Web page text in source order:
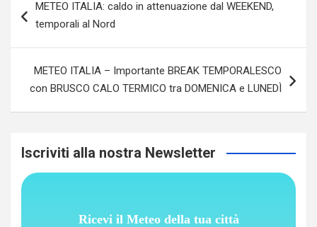
articoli
METEO ITALIA: caldo in attenuazione dal WEEKEND,
temporali al Nord
METEO ITALIA – Importante BREAK TEMPORALESCO
con BRUSCO CALO TERMICO tra DOMENICA e LUNEDÌ
Iscriviti alla nostra Newsletter
Ricevi il Meteo della tua città